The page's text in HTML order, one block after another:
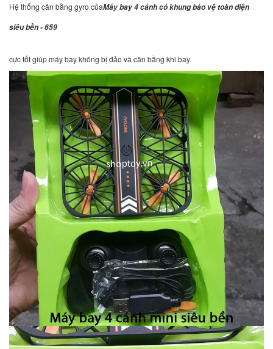
Hệ thống cân bằng gyro củaMáy bay 4 cánh có khung bảo vệ toàn diện
siêu bền - 659
cực tốt giúp máy bay không bị đảo và cân bằng khi bay.